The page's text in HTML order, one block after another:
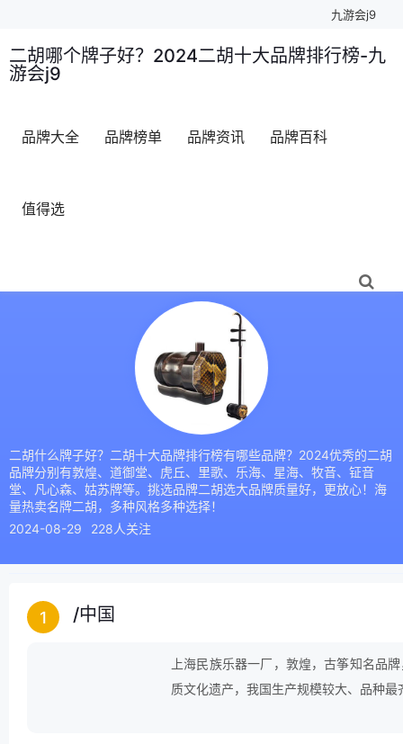
九游会j9
二胡哪个牌子好？2024二胡十大品牌排行榜-九
游会j9
品牌大全 品牌榜单 品牌资讯 品牌百科
值得选
二胡什么牌子好？二胡十大品牌排行榜有哪些品牌？2024优秀的二胡
品牌分别有敦煌、道御堂、虎丘、里歌、乐海、星海、牧音、钲音
堂、凡心森、姑苏牌等。挑选品牌二胡选大品牌质量好，更放心！海
量热卖名牌二胡，多种风格多种选择！
2024-08-29
228人关注
1 /中国
上海民族乐器一厂，敦煌，古筝知名品
质文化遗产，我国生产规模较大、品种